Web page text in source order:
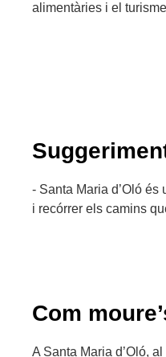
alimentàries i el
- Santa Maria d’Oló
i recórrer els camins
Com
A Santa Maria d’Oló,